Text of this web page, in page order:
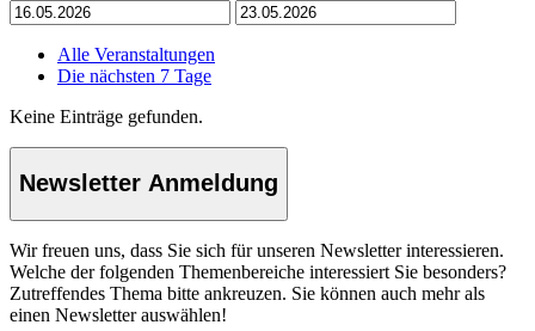
Alle Veranstaltungen
Die nächsten 7 Tage
Keine Einträge gefunden.
Newsletter Anmeldung
Wir freuen uns, dass Sie sich für unseren Newsletter interessieren.
Welche der folgenden Themenbereiche interessiert Sie besonders?
Zutreffendes Thema bitte ankreuzen. Sie können auch mehr als
einen Newsletter auswählen!